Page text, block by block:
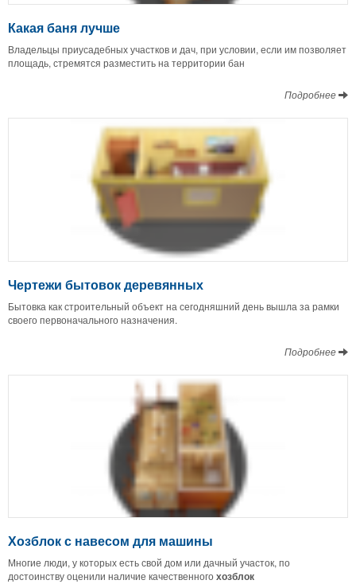
Какая баня лучше
Владельцы приусадебных участков и дач, при условии, если им позволяет
площадь, стремятся разместить на территории бан
Подробнее
Чертежи бытовок деревянных
Бытовка как строительный объект на сегодняшний день вышла за рамки
своего первоначального назначения.
Подробнее
Хозблок с навесом для машины
Многие люди, у которых есть свой дом или дачный участок, по
достоинству оценили наличие качественногохозблок